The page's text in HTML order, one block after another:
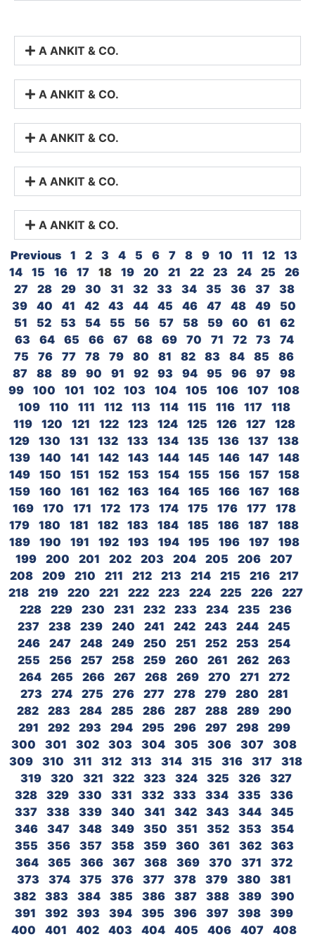
A ANKIT & CO.
A ANKIT & CO.
A ANKIT & CO.
A ANKIT & CO.
A ANKIT & CO.
Previous 1 2 3 4 5 6 7 8 9 10 11 12
13
14
15 16 17 18 19 20 21 22 23 24 25
26
27
28 29 30 31 32 33 34 35 36 37
38
39
40 41 42 43 44 45 46 47 48 49
50
51
52 53 54 55 56 57 58 59 60 61
62
63
64 65 66 67 68 69 70 71 72 73
74
75
76 77 78 79 80 81 82 83 84 85
86
87
88 89 90 91 92 93 94 95 96 97
98
99
100 101 102 103 104 105 106 107
108
109
110 111 112 113 114 115 116 117
118
119
120 121 122 123 124 125 126 127
128
129
130 131 132 133 134 135 136 137
138
139
140 141 142 143 144 145 146 147
148
149
150 151 152 153 154 155 156 157
158
159
160 161 162 163 164 165 166 167
168
169
170 171 172 173 174 175 176 177
178
179
180 181 182 183 184 185 186 187
188
189
190 191 192 193 194 195 196 197
198
199
200 201 202 203 204 205 206
207
208
209 210 211 212 213 214 215 216
217
218
219 220 221 222 223 224 225 226
227
228
229 230 231 232 233 234 235
236
237
238 239 240 241 242 243 244
245
246
247 248 249 250 251 252 253
254
255
256 257 258 259 260 261 262
263
264
265 266 267 268 269 270 271
272
273
274 275 276 277 278 279 280
281
282
283 284 285 286 287 288 289
290
291
292 293 294 295 296 297 298
299
300
301 302 303 304 305 306 307
308
309
310 311 312 313 314 315 316 317
318
319
320 321 322 323 324 325 326
327
328
329 330 331 332 333 334 335
336
337
338 339 340 341 342 343 344
345
346
347 348 349 350 351 352 353
354
355
356 357 358 359 360 361 362
363
364
365 366 367 368 369 370 371
372
373
374 375 376 377 378 379 380
381
382
383 384 385 386 387 388 389
390
391
392 393 394 395 396 397 398
399
400
401 402 403 404 405 406 407
408